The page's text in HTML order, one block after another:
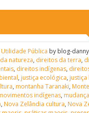
Utilidade Pública by blog-
natureza, direitos da terra,
, direitos indígenas,
, justiça ecológica, justiça
, montanha Taranaki,
indígenas,
, Nova Zelândia cultura, Nova